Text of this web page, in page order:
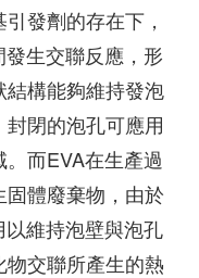
發劑的存在下，
生交聯反應，形
構能夠維持發泡
閉的泡孔可應用
而EVA在生產過
體廢棄物，由於
維持泡壁與泡孔
交聯所產生的熱